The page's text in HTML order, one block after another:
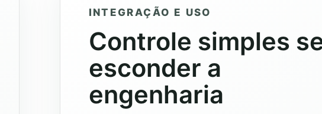
INTEGRAÇÃO E USO
Controle simples
esconder a
engenharia